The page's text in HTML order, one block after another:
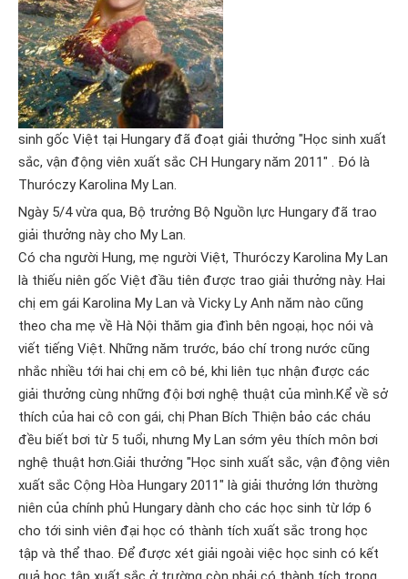
sinh gốc Việt tại Hungary đã đoạt giải thưởng "Học sinh xuất
sắc, vận động viên xuất sắc CH Hungary năm 2011" . Đó là
Thuróczy Karolina My Lan.
Ngày 5/4 vừa qua, Bộ trưởng Bộ Nguồn lực Hungary đã trao
giải thưởng này cho My Lan.
Có cha người Hung, mẹ người Việt, Thuróczy Karolina My Lan
là thiếu niên gốc Việt đầu tiên được trao giải thưởng này. Hai
chị em gái Karolina My Lan và Vicky Ly Anh năm nào cũng
theo cha mẹ về Hà Nội thăm gia đình bên ngoại, học nói và
viết tiếng Việt. Những năm trước, báo chí trong nước cũng
nhắc nhiều tới hai chị em cô bé, khi liên tục nhận được các
giải thưởng cùng những đội bơi nghệ thuật của mình.Kể về sở
thích của hai cô con gái, chị Phan Bích Thiện bảo các cháu
đều biết bơi từ 5 tuổi, nhưng My Lan sớm yêu thích môn bơi
nghệ thuật hơn.Giải thưởng "Học sinh xuất sắc, vận động viên
xuất sắc Cộng Hòa Hungary 2011" là giải thưởng lớn thường
niên của chính phủ Hungary dành cho các học sinh từ lớp 6
cho tới sinh viên đại học có thành tích xuất sắc trong học
tập và thể thao. Để được xét giải ngoài việc học sinh có kết